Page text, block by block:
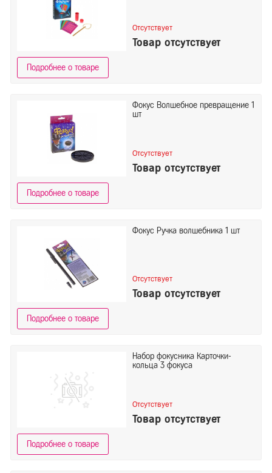
Отсутствует
Товар отсутствует
Подробнее о товаре
Фокус Волшебное превращение 1
шт
Отсутствует
Товар отсутствует
Подробнее о товаре
Фокус Ручка волшебника 1 шт
Отсутствует
Товар отсутствует
Подробнее о товаре
Набор фокусника Карточки-
кольца 3 фокуса
Отсутствует
Товар отсутствует
Подробнее о товаре